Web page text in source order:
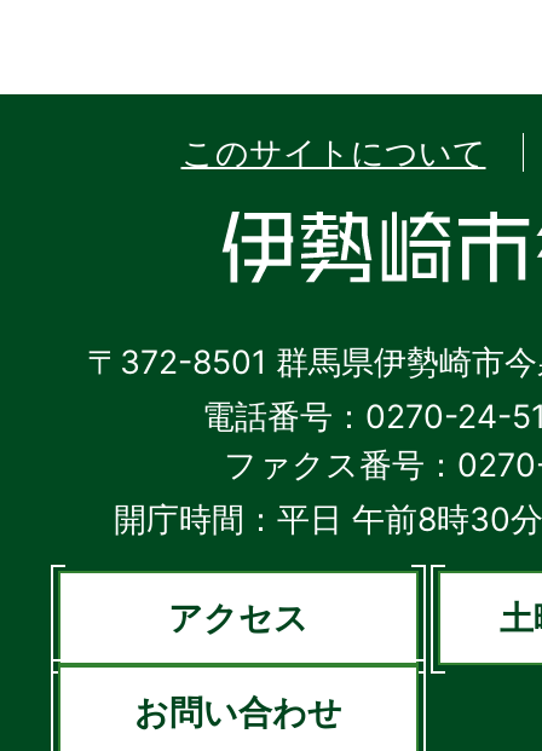
このサイトについて
〒372-8501 群馬県伊勢崎市
電話番号：0270-24-
ファクス番号：
開庁時間：平日 午前8時30
アクセス 土
お問い合わせ